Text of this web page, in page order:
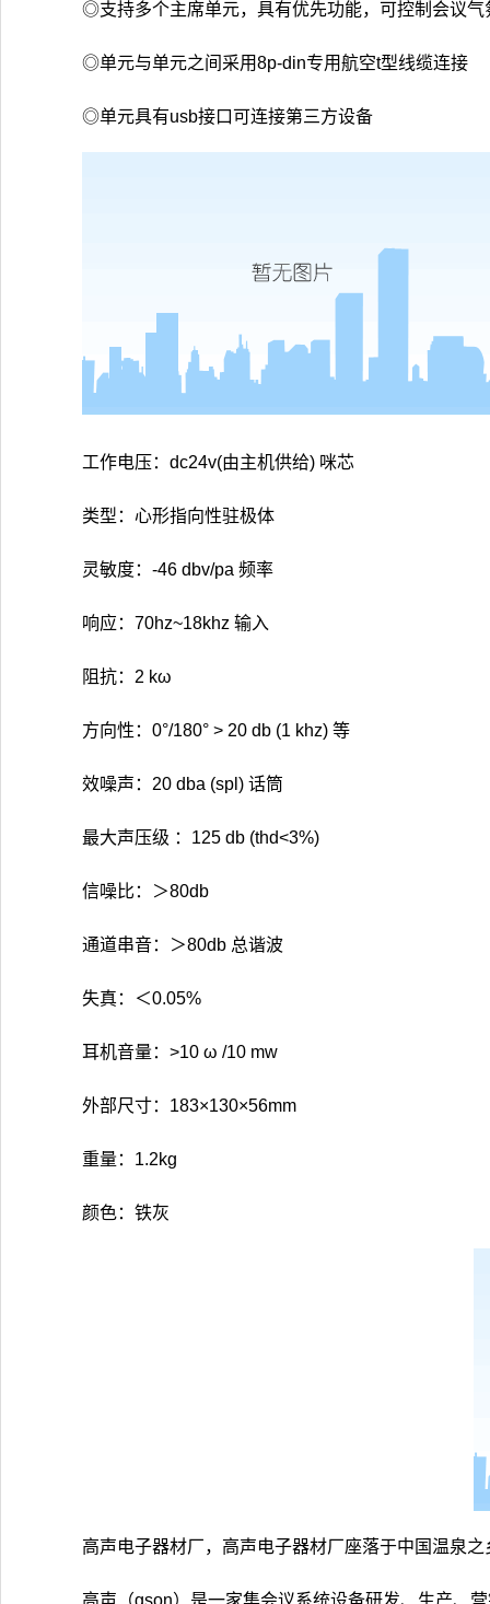
◎支持多个主席单元，具有优先功能，可控制会议气
◎单元与单元之间采用8p-din专用航空t型线缆连接
◎单元具有usb接口可连接第三方设备
工作电压：dc24v(由主机供给) 咪芯
类型：心形指向性驻极体
灵敏度：-46 dbv/pa 频率
响应：70hz~18khz 输入
阻抗：2 kω
方向性：0°/180° > 20 db (1 khz) 等
效噪声：20 dba (spl) 话筒
最大声压级 ：125 db (thd<3%)
信噪比：＞80db
通道串音：＞80db 总谐波
失真：＜0.05%
耳机音量：>10 ω /10 mw
外部尺寸：183×130×56mm
重量：1.2kg
颜色：铁灰
高声电子器材厂，高声电子器材厂座落于中国温泉